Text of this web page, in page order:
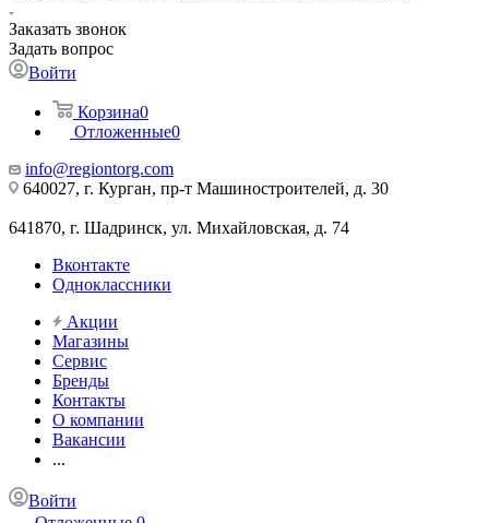
Заказать звонок
Задать вопрос
Войти
Корзина0
Отложенные0
info@regiontorg.com
640027, г. Курган, пр-т Машиностроителей, д. 30
641870, г. Шадринск, ул. Михайловская, д. 74
Вконтакте
Одноклассники
Акции
Магазины
Сервис
Бренды
Контакты
О компании
Вакансии
...
Войти